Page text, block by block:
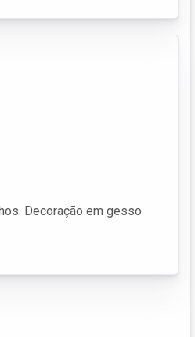
Decoração em gesso